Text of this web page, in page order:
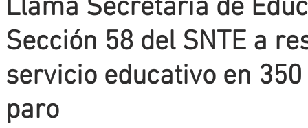
Mineros LNBP
Llama Secretaría de
Sección 58 del SNTE a
servicio educativo en
paro